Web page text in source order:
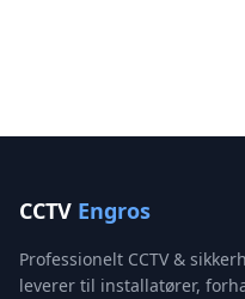
CCTV Engros
Professionelt CCTV &
leverer til installatører,